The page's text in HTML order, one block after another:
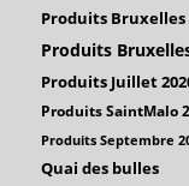
Produits Bruxelles
Produits
Produits Juillet
Produits SaintMalo
Produits Septembre
Quai des bulles